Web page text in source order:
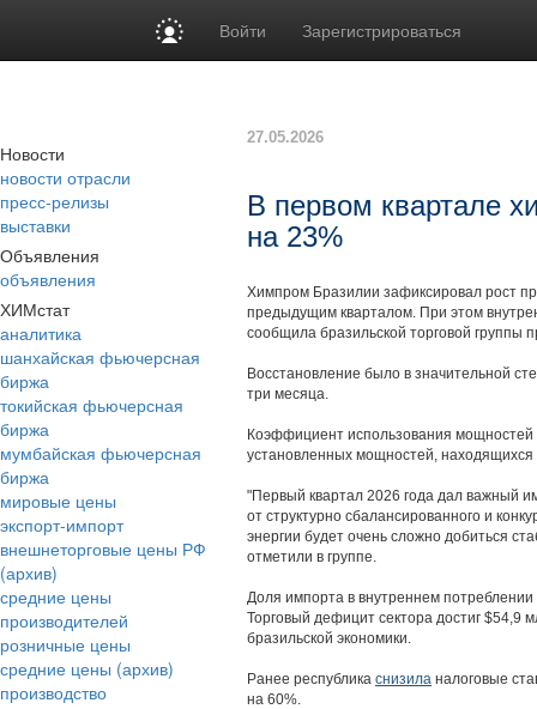
Войти Зарегистрироваться
Новости
новости отрасли
пресс-релизы
выставки
Объявления
объявления
ХИМстат
аналитика
шанхайская фьючерсная
биржа
токийская фьючерсная
биржа
мумбайская фьючерсная
биржа
мировые цены
экспорт-импорт
внешнеторговые цены РФ
(архив)
средние цены
производителей
розничные цены
средние цены (архив)
производство
27.05.2026
В первом квартале
на 23%
Химпром Бразилии зафиксировал рост
предыдущим кварталом. При этом
сообщила бразильской торговой группы
Восстановление было в значительной
три месяца.
Коэффициент использования
установленных мощностей, находящихся
"Первый квартал 2026 года дал важный
от структурно сбалансированного и
энергии будет очень сложно добиться
отметили в группе.
Доля импорта в внутреннем потреблении
Торговый дефицит сектора достиг $54,9
бразильской экономики.
Ранее республика снизила налоговые
на 60%.